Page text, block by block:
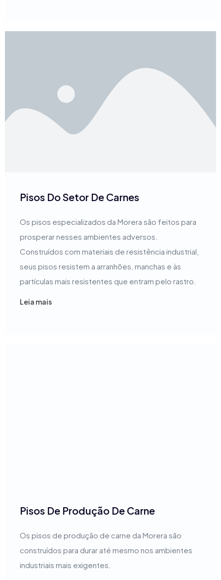
Pisos Do Setor De Carnes
Os pisos especializados da Morera são feitos para
prosperar nesses ambientes adversos.
Construídos com materiais de resistência industrial,
seus pisos resistem a arranhões, manchas e às
partículas mais resistentes que entram pelo rastro.
Leia mais
Pisos De Produção De Carne
Os pisos de produção de carne da Morera são
construídos para durar até mesmo nos ambientes
industriais mais exigentes.